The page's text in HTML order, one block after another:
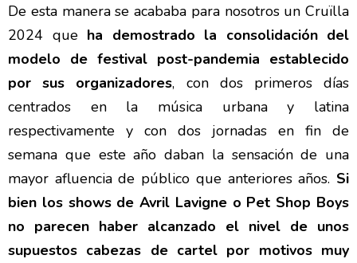
De esta manera se acababa para nosotros un Cruïlla
2024 que ha demostrado la consolidación del
modelo de festival post-pandemia establecido
por sus organizadores, con dos primeros días
centrados en la música urbana y latina
respectivamente y con dos jornadas en fin de
semana que este año daban la sensación de una
mayor afluencia de público que anteriores años. Si
bien los shows de Avril Lavigne o Pet Shop Boys
no parecen haber alcanzado el nivel de unos
supuestos cabezas de cartel por motivos muy